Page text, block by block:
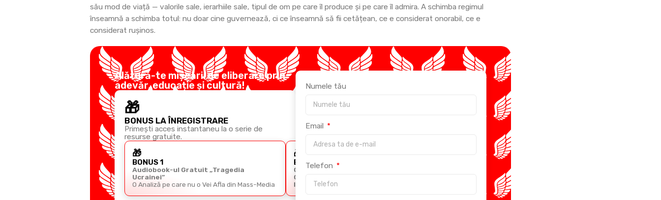
său mod de viață — valorile sale, ierarhiile sale, tipul de om pe care îl produce și pe care îl admira. A schimba regimul
înseamnă a schimba totul: nu doar cine guvernează, ci ce înseamnă să fii cetățean, ce e considerat onorabil, ce e
considerat rușinos.
Alătură-te mișcării de eliberare prin
adevăr, educație și cultură!
🎁
BONUS LA ÎNREGISTRARE
Primești acces instantaneu la o serie de
resurse gratuite.
🎁
BONUS 1
Audiobook-ul Gratuit „Tragedia
Ucrainei”
O Analiză pe care nu o Vei Afla din Mass-Media
🎁
BONUS 2
Ghidul
Comunicării
Imperiale
Numele tău
Email
Telefon